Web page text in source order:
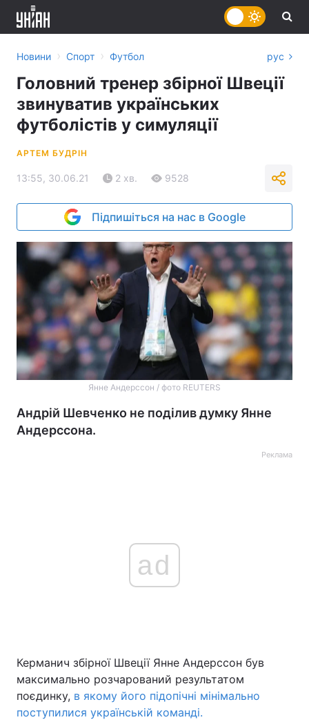
Головна Війна
Україна Політика
Новини › Спорт › Футбол рус
Головний тренер збірної Швеції
звинуватив українських
футболістів у симуляції
АРТЕМ БУДРІН
13:55, 30.06.21 2 хв. 9528
Підпишіться на нас в Google
Янне Андерссон / фото REUTERS
Андрій Шевченко не поділив думку Янне
Андерссона.
Реклама
ad
Керманич збірної Швеції Янне Андерссон був
максимально розчарований результатом
поєдинку, в якому його підопічні мінімально
поступилися українській команді.